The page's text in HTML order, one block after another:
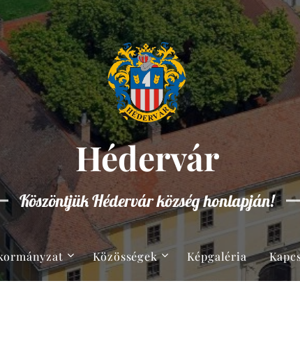
Hédervár
Köszöntjük Hédervár község honlapján!
Közösségek Képgaléria